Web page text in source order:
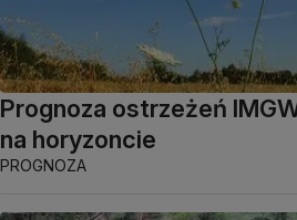
Prognoza ostrzeżeń
na horyzoncie
PROGNOZA